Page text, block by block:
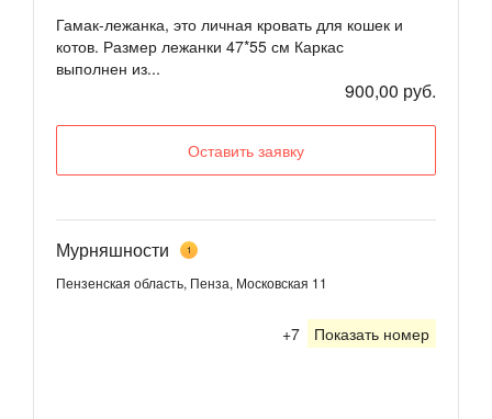
Гамак-лежанка, это личная кровать для кошек и
котов. Размер лежанки 47*55 см Каркас
выполнен из...
900,00 руб.
Оставить заявку
Мурняшности 1
Пензенская область, Пенза, Московская 11
+7 Показать номер